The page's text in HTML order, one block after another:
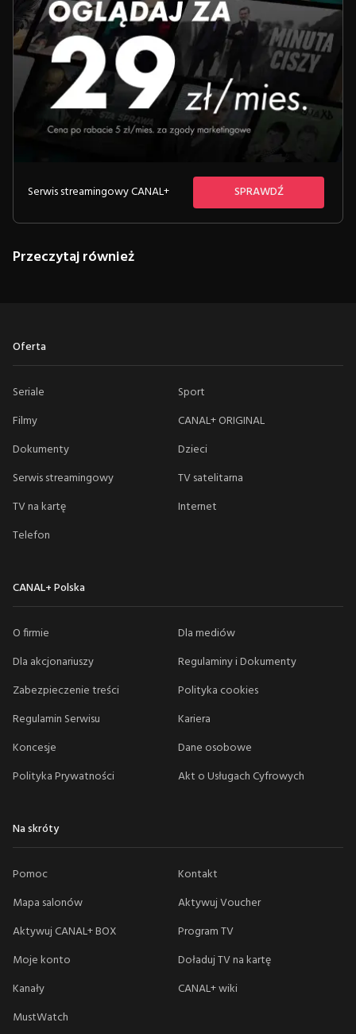
Serwis streamingowy CANAL+ SPRAWDŹ
Przeczytaj również
Oferta
Seriale
Sport
Filmy
CANAL+ ORIGINAL
Dokumenty
Dzieci
Serwis streamingowy
TV satelitarna
TV na kartę
Internet
Telefon
CANAL+ Polska
O firmie
Dla mediów
Dla akcjonariuszy
Regulaminy i Dokumenty
Zabezpieczenie treści
Polityka cookies
Regulamin Serwisu
Kariera
Koncesje
Dane osobowe
Polityka Prywatności
Akt o Usługach Cyfrowych
Na skróty
Pomoc
Kontakt
Mapa salonów
Aktywuj Voucher
Aktywuj CANAL+ BOX
Program TV
Moje konto
Doładuj TV na kartę
Kanały
CANAL+ wiki
MustWatch